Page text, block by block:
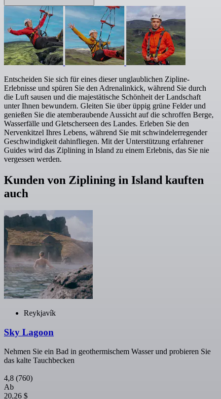
Entscheiden Sie sich für eines dieser unglaublichen Zipline-
Erlebnisse und spüren Sie den Adrenalinkick, während Sie durch
die Luft sausen und die majestätische Schönheit der Landschaft
unter Ihnen bewundern. Gleiten Sie über üppig grüne Felder und
genießen Sie die atemberaubende Aussicht auf die schroffen Berge,
Wasserfälle und Gletscherseen des Landes. Erleben Sie den
Nervenkitzel Ihres Lebens, während Sie mit schwindelerregender
Geschwindigkeit dahinfliegen. Mit der Unterstützung erfahrener
Guides wird das Ziplining in Island zu einem Erlebnis, das Sie nie
vergessen werden.
Kunden von Ziplining in Island kauften
auch
Reykjavík
Sky Lagoon
Nehmen Sie ein Bad in geothermischem Wasser und probieren Sie
das kalte Tauchbecken
4,8 (760)
Ab
20,26 $